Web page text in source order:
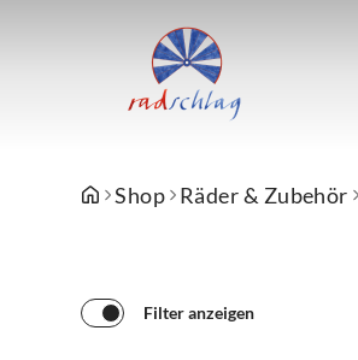
Shop Räder & Zubehör
Filter anzeigen